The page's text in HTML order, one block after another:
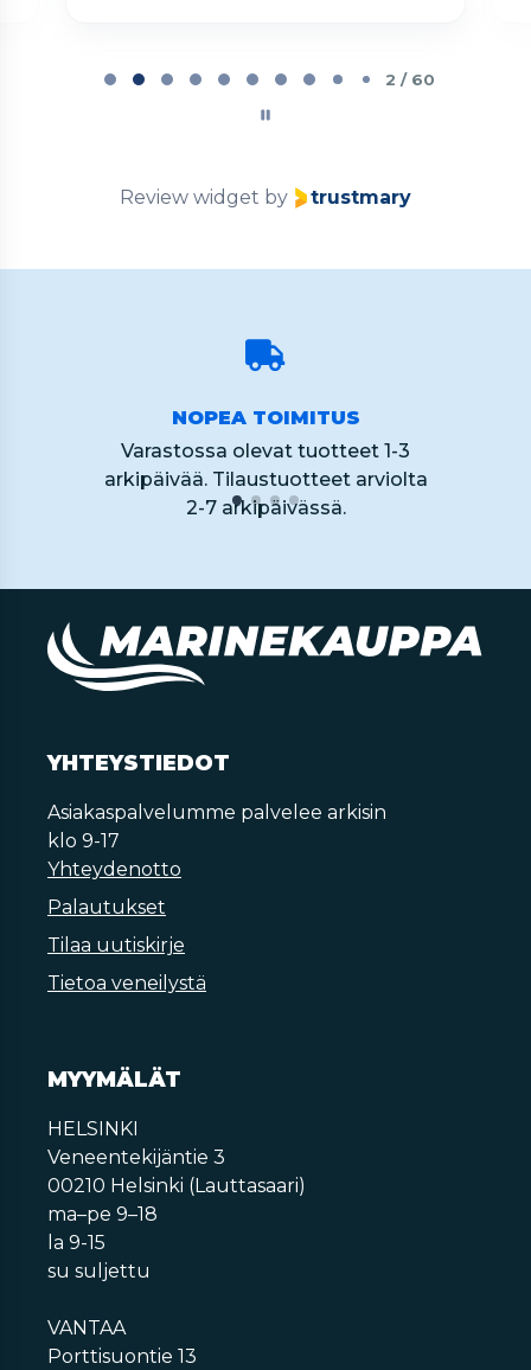
2 / 60
Review widget by trustmary
NOPEA TOIMITUS
Varastossa olevat tuotteet 1-3
arkipäivää. Tilaustuotteet arviolta
2-7 arkipäivässä.
YHTEYSTIEDOT
Asiakaspalvelumme palvelee arkisin
klo 9-17
Yhteydenotto
Palautukset
Tilaa uutiskirje
Tietoa veneilystä
MYYMÄLÄT
HELSINKI
Veneentekijäntie 3
00210 Helsinki (Lauttasaari)
ma–pe 9–18
la 9-15
su suljettu
VANTAA
Porttisuontie 13